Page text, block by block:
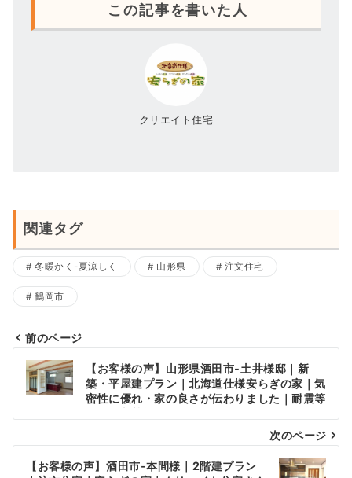
この記事を書いた人
クリエイト住宅
関連タグ
冬暖かく-夏涼しく 山形県 注文住宅
鶴岡市
投
稿
ビ
前のページ
【お客様の声】山形県酒田市‐土井様邸｜新
築・平屋建プラン｜北海道仕様安らぎの家｜気
密性に優れ・家の良さが伝わりました｜耐震等
次のページ
【お客様の声】酒田市‐本間様｜2階建プラン